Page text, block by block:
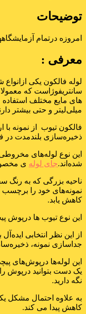
توضیحات
امروزه درتمام
معرفی :
لوله فالکون یکی
سانتریفوژاست که
میلی‌لیتر و حتی بیشتر
فالکون تیوب از نمونه
ذخیره‌سازی بلندمدت
این نوع لوله‌های مخروطی
شده‌اند.جای لوله ی
ناحیه‌ بزرگی که به رنگ
نمونه‌های خود را برچسب
کاهش یابد.
این نوع تیوب ها درپوش
از این نظر انتخابی
جداسازی نمونه،
این لوله‌ها درپوش‌های
یک دست بتوانید درپوش را
نگه دارید.
به علاوه احتمال مشکل
کاهش پیدا می کند.